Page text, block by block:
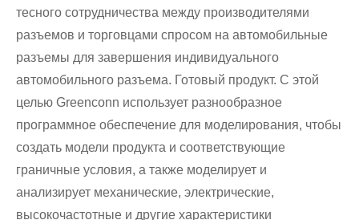
тесного сотрудничества между производителями
разъемов и торговцами спросом на автомобильные
разъемы для завершения индивидуального
автомобильного разъема. Готовый продукт. С этой
целью Greenconn использует разнообразное
программное обеспечение для моделирования, чтобы
создать модели продукта и соответствующие
граничные условия, а также моделирует и
анализирует механические, электрические,
высокочастотные и другие характеристики